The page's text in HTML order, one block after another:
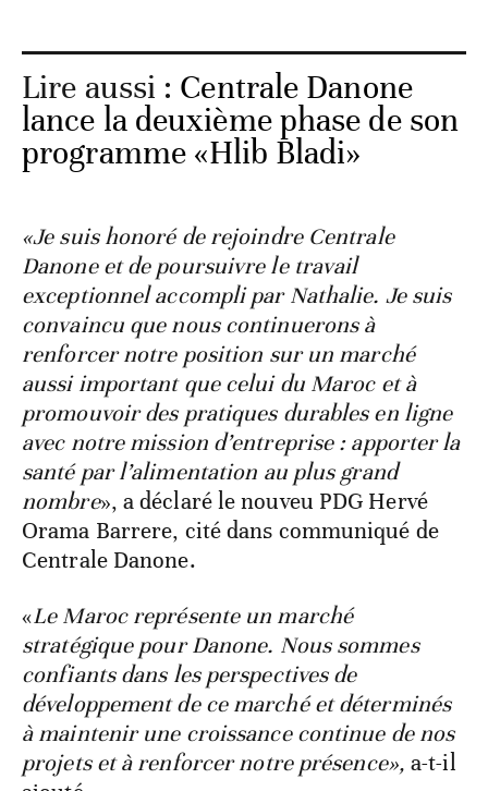
Lire aussi : Centrale Danone
lance la deuxième phase de son
programme «Hlib Bladi»
«Je suis honoré de rejoindre Centrale
Danone et de poursuivre le travail
exceptionnel accompli par Nathalie. Je suis
convaincu que nous continuerons à
renforcer notre position sur un marché
aussi important que celui du Maroc et à
promouvoir des pratiques durables en ligne
avec notre mission d’entreprise : apporter la
santé par l’alimentation au plus grand
nombre», a déclaré le nouveu PDG Hervé
Orama Barrere, cité dans communiqué de
Centrale Danone.
«Le Maroc représente un marché
stratégique pour Danone. Nous sommes
confiants dans les perspectives de
développement de ce marché et déterminés
à maintenir une croissance continue de nos
projets et à renforcer notre présence»,a-t-il